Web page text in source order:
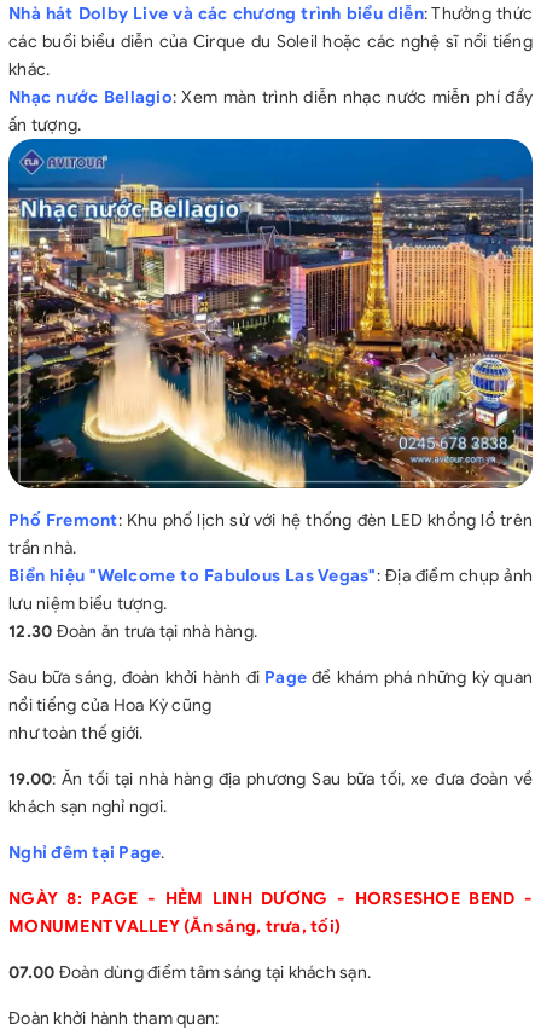
Nhà hát Dolby Live và các chương trình biểu diễn: Thưởng thức
các buổi biểu diễn của Cirque du Soleil hoặc các nghệ sĩ nổi tiếng
khác.
Nhạc nước Bellagio: Xem màn trình diễn nhạc nước miễn phí đầy
ấn tượng.
Phố Fremont: Khu phố lịch sử với hệ thống đèn LED khổng lồ trên
trần nhà.
Biển hiệu "Welcome to Fabulous Las Vegas": Địa điểm chụp ảnh
lưu niệm biểu tượng.
12.30 Đoàn ăn trưa tại nhà hàng.
Sau bữa sáng, đoàn khởi hành đi Page để khám phá những kỳ quan
nổi tiếng của Hoa Kỳ cũng
như toàn thế giới.
19.00: Ăn tối tại nhà hàng địa phương Sau bữa tối, xe đưa đoàn về
khách sạn nghỉ ngơi.
Nghỉ đêm tại Page.
NGÀY 8: PAGE - HẺM LINH DƯƠNG - HORSESHOE BEND -
MONUMENT VALLEY (Ăn sáng, trưa, tối)
07.00 Đoàn dùng điểm tâm sáng tại khách sạn.
Đoàn khởi hành tham quan: